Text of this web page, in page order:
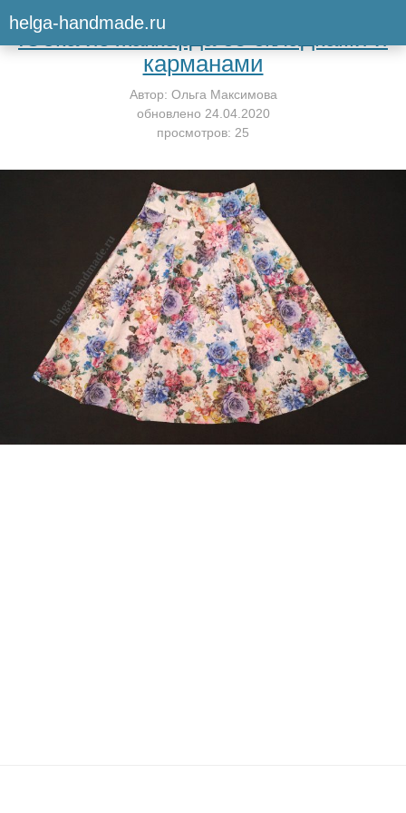
helga-handmade.ruВернуться к мастер-классу
Юбка из жаккарда со складками и
карманами
Автор: Ольга Максимова
обновлено 24.04.2020
просмотров: 25